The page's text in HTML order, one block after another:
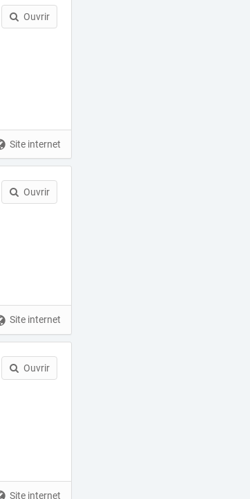
Ouvrir
Site internet
Ouvrir
Site internet
Ouvrir
Site internet